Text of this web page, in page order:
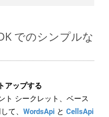
でのシンプルな
アップする
ト シークレット、ベース
て、 WordsApi と CellsApi